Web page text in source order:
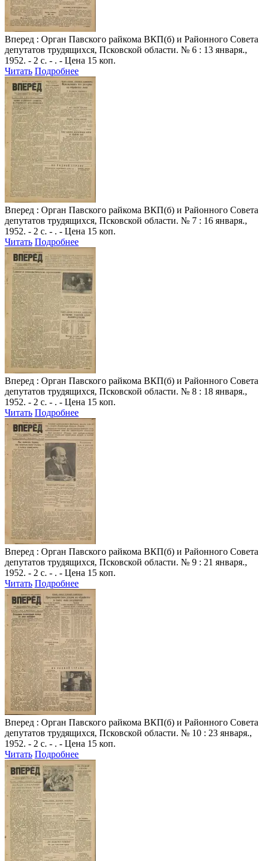
Вперед : Орган Павского райкома ВКП(б) и Районного Совета
депутатов трудящихся, Псковской области. № 6 : 13 января.,
1952. - 2 с. - . - Цена 15 коп.
Читать Подробнее
Вперед : Орган Павского райкома ВКП(б) и Районного Совета
депутатов трудящихся, Псковской области. № 7 : 16 января.,
1952. - 2 с. - . - Цена 15 коп.
Читать Подробнее
Вперед : Орган Павского райкома ВКП(б) и Районного Совета
депутатов трудящихся, Псковской области. № 8 : 18 января.,
1952. - 2 с. - . - Цена 15 коп.
Читать Подробнее
Вперед : Орган Павского райкома ВКП(б) и Районного Совета
депутатов трудящихся, Псковской области. № 9 : 21 января.,
1952. - 2 с. - . - Цена 15 коп.
Читать Подробнее
Вперед : Орган Павского райкома ВКП(б) и Районного Совета
депутатов трудящихся, Псковской области. № 10 : 23 января.,
1952. - 2 с. - . - Цена 15 коп.
Читать Подробнее